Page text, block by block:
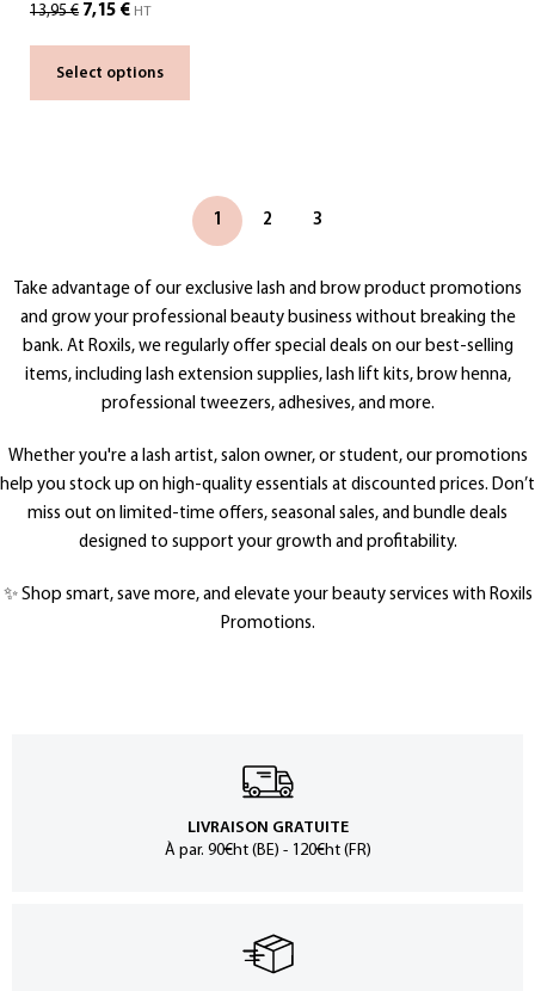
13,95€ 7,15 € HT
Select options
1 2 3
Take advantage of our exclusive lash and brow product promotions
and grow your professional beauty business without breaking the
bank. At Roxils, we regularly offer special deals on our best-selling
items, including lash extension supplies, lash lift kits, brow henna,
professional tweezers, adhesives, and more.
Whether you're a lash artist, salon owner, or student, our promotions
help you stock up on high-quality essentials at discounted prices. Don’t
miss out on limited-time offers, seasonal sales, and bundle deals
designed to support your growth and profitability.
✨ Shop smart, save more, and elevate your beauty services with Roxils
Promotions.
LIVRAISON GRATUITE
À par. 90€ht (BE) - 120€ht (FR)